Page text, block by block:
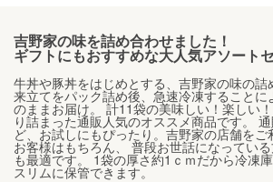
吉野家の味を詰め合わせました！
ギフトにもおすすめな大人気アソート
牛丼や豚丼をはじめとする、吉野家の味の詰
来立てをパック詰め後、急速冷凍すること
のままお届け。 計11袋の美味しい！楽しい
り詰まった通販人気のオススメ商品です。
ど、お試しにもぴったり。吉野家の店舗をご
お客様はもちろん、 普段お世話になってい
も最適です。 1袋の厚さ約1ｃｍだから冷凍
スリムに保管できます。